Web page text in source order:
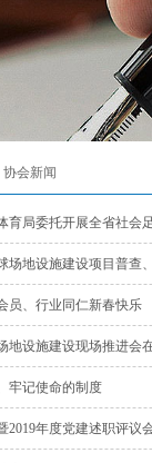
协会新闻
育局委托开展全省社会
场地设施建设项目普查
员、行业同仁新春快乐
地设施建设现场推进会
牢记使命的制度
2019年度党建述职评议